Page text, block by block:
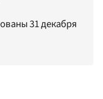
31 декабря